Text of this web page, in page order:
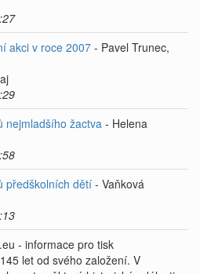
akci v roce 2007 - Pavel Trunec,
nejmladšího žactva - Helena
předškolních dětí - Vaňková
- informace pro tisk
let od svého založení. V